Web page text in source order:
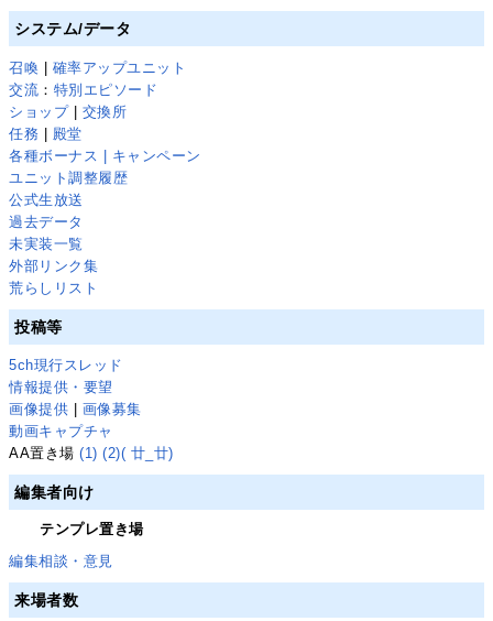
システム/データ
召喚 | 確率アップユニット
交流 ： 特別エピソード
ショップ| 交換所
任務 | 殿堂
各種ボーナス | キャンペーン
ユニット調整履歴
公式生放送
過去データ
未実装一覧
外部リンク集
荒らしリスト
投稿等
5ch現行スレッド
情報提供・要望
画像提供
画像募集
動画キャプチャ
AA置き場(1) (2)( 廿_廿)
編集者向け
テンプレ置き場
編集相談・意見
来場者数